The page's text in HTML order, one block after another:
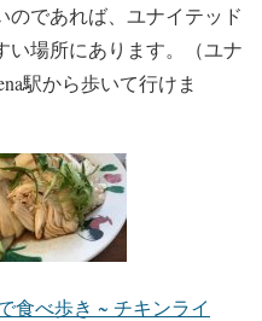
のであれば、ユナイテッド
い場所にあります。（ユナ
駅から歩いて行けま
食べ歩き ~ チキンライ